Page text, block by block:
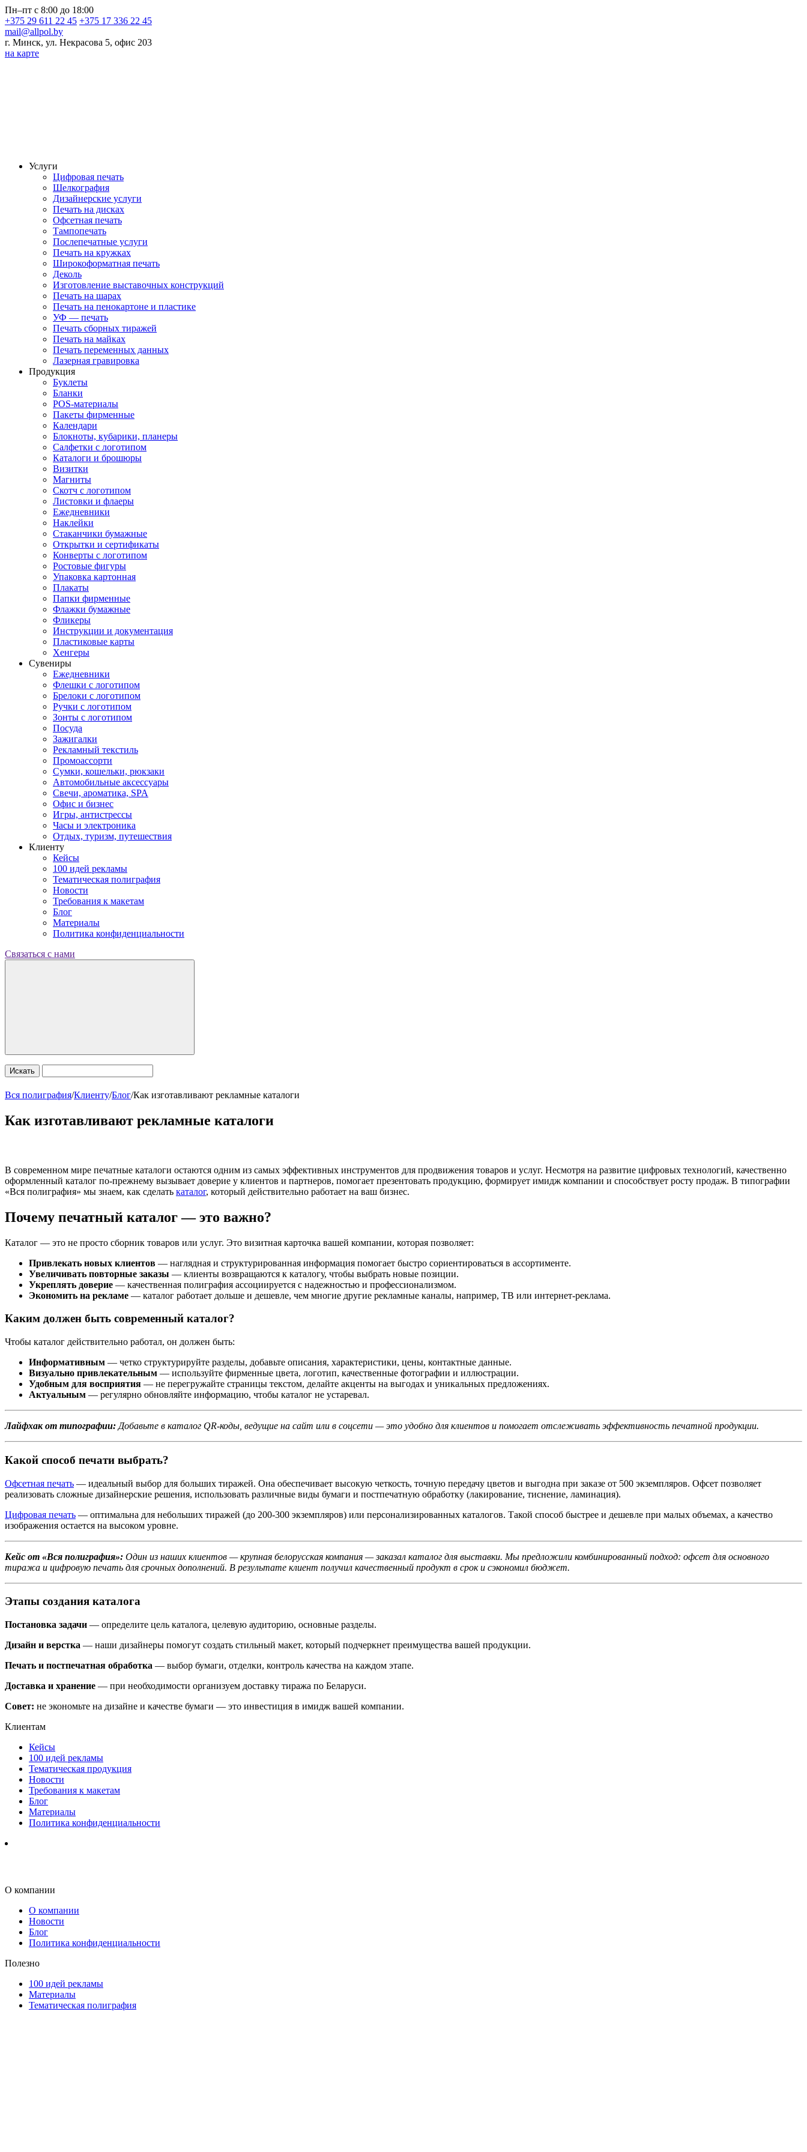
Пн–пт с 8:00 до 18:00
+375 29 611 22 45 +375 17 336 22 45
mail@allpol.by
г. Минск, ул. Некрасова 5, офис 203
на карте
Услуги
Цифровая печать
Шелкография
Дизайнерские услуги
Печать на дисках
Офсетная печать
Тампопечать
Послепечатные услуги
Печать на кружках
Широкоформатная печать
Деколь
Изготовление выставочных конструкций
Печать на шарах
Печать на пенокартоне и пластике
УФ — печать
Печать сборных тиражей
Печать на майках
Печать переменных данных
Лазерная гравировка
Продукция
Буклеты
Бланки
POS-материалы
Пакеты фирменные
Календари
Блокноты, кубарики, планеры
Салфетки с логотипом
Каталоги и брошюры
Визитки
Магниты
Скотч с логотипом
Листовки и флаеры
Ежедневники
Наклейки
Стаканчики бумажные
Открытки и сертификаты
Конверты с логотипом
Ростовые фигуры
Упаковка картонная
Плакаты
Папки фирменные
Флажки бумажные
Фликеры
Инструкции и документация
Пластиковые карты
Хенгеры
Сувениры
Ежедневники
Флешки с логотипом
Брелоки с логотипом
Ручки с логотипом
Зонты с логотипом
Посуда
Зажигалки
Рекламный текстиль
Промоассорти
Сумки, кошельки, рюкзаки
Автомобильные аксессуары
Свечи, ароматика, SPA
Офис и бизнес
Игры, антистрессы
Часы и электроника
Отдых, туризм, путешествия
Клиенту
Кейсы
100 идей рекламы
Тематическая полиграфия
Новости
Требования к макетам
Блог
Материалы
Политика конфиденциальности
Связаться с нами
Искать
Вся полиграфия/Клиенту/Блог/Как изготавливают рекламные каталоги
Как изготавливают рекламные каталоги
В современном мире печатные каталоги остаются одним из самых эффективных инструментов для продвижения товаров и услуг. Несмотря на развитие цифровых технологий, качественно
оформленный каталог по-прежнему вызывает доверие у клиентов и партнеров, помогает презентовать продукцию, формирует имидж компании и способствует росту продаж. В типографии
«Вся полиграфия» мы знаем, как сделать каталог, который действительно работает на ваш бизнес.
Почему печатный каталог — это важно?
Каталог — это не просто сборник товаров или услуг. Это визитная карточка вашей компании, которая позволяет:
Привлекать новых клиентов — наглядная и структурированная информация помогает быстро сориентироваться в ассортименте.
Увеличивать повторные заказы — клиенты возвращаются к каталогу, чтобы выбрать новые позиции.
Укреплять доверие — качественная полиграфия ассоциируется с надежностью и профессионализмом.
Экономить на рекламе — каталог работает дольше и дешевле, чем многие другие рекламные каналы, например, ТВ или интернет-реклама.
Каким должен быть современный каталог?
Чтобы каталог действительно работал, он должен быть:
Информативным — четко структурируйте разделы, добавьте описания, характеристики, цены, контактные данные.
Визуально привлекательным — используйте фирменные цвета, логотип, качественные фотографии и иллюстрации.
Удобным для восприятия — не перегружайте страницы текстом, делайте акценты на выгодах и уникальных предложениях.
Актуальным — регулярно обновляйте информацию, чтобы каталог не устаревал.
Лайфхак от типографии: Добавьте в каталог QR-коды, ведущие на сайт или в соцсети — это удобно для клиентов и помогает отслеживать эффективность печатной продукции.
Какой способ печати выбрать?
Офсетная печать — идеальный выбор для больших тиражей. Она обеспечивает высокую четкость, точную передачу цветов и выгодна при заказе от 500 экземпляров. Офсет позволяет
реализовать сложные дизайнерские решения, использовать различные виды бумаги и постпечатную обработку (лакирование, тиснение, ламинация).
Цифровая печать — оптимальна для небольших тиражей (до 200-300 экземпляров) или персонализированных каталогов. Такой способ быстрее и дешевле при малых объемах, а качество
изображения остается на высоком уровне.
Кейс от «Вся полиграфия»: Один из наших клиентов — крупная белорусская компания — заказал каталог для выставки. Мы предложили комбинированный подход: офсет для основного
тиража и цифровую печать для срочных дополнений. В результате клиент получил качественный продукт в срок и сэкономил бюджет.
Этапы создания каталога
Постановка задачи — определите цель каталога, целевую аудиторию, основные разделы.
Дизайн и верстка — наши дизайнеры помогут создать стильный макет, который подчеркнет преимущества вашей продукции.
Печать и постпечатная обработка — выбор бумаги, отделки, контроль качества на каждом этапе.
Доставка и хранение — при необходимости организуем доставку тиража по Беларуси.
Совет: не экономьте на дизайне и качестве бумаги — это инвестиция в имидж вашей компании.
Клиентам
Кейсы
100 идей рекламы
Тематическая продукция
Новости
Требования к макетам
Блог
Материалы
Политика конфиденциальности
О компании
О компании
Новости
Блог
Политика конфиденциальности
Полезно
100 идей рекламы
Материалы
Тематическая полиграфия